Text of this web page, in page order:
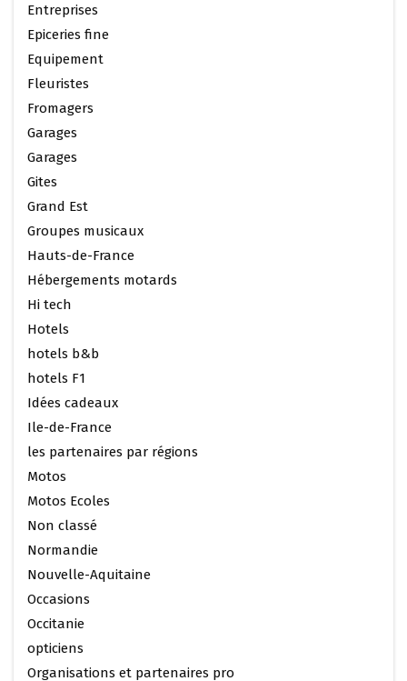
Entreprises
Epiceries fine
Equipement
Fleuristes
Fromagers
Garages
Garages
Gites
Grand Est
Groupes musicaux
Hauts-de-France
Hébergements motards
Hi tech
Hotels
hotels b&b
hotels F1
Idées cadeaux
Ile-de-France
les partenaires par régions
Motos
Motos Ecoles
Non classé
Normandie
Nouvelle-Aquitaine
Occasions
Occitanie
opticiens
Organisations et partenaires pro